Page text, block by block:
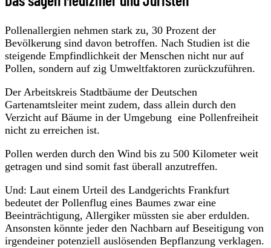
Pollenallergien nehmen stark zu, 30 Prozent der
Bevölkerung sind davon betroffen. Nach Studien ist die
steigende Empfindlichkeit der Menschen nicht nur auf
Pollen, sondern auf zig Umweltfaktoren zurückzuführen.
Der Arbeitskreis Stadtbäume der Deutschen
Gartenamtsleiter meint zudem, dass allein durch den
Verzicht auf Bäume in der Umgebung eine Pollenfreiheit
nicht zu erreichen ist.
Pollen werden durch den Wind bis zu 500 Kilometer weit
getragen und sind somit fast überall anzutreffen.
Und: Laut einem Urteil des Landgerichts Frankfurt
bedeutet der Pollenflug eines Baumes zwar eine
Beeinträchtigung, Allergiker müssten sie aber erdulden.
Ansonsten könnte jeder den Nachbarn auf Beseitigung von
irgendeiner potenziell auslösenden Bepflanzung verklagen.